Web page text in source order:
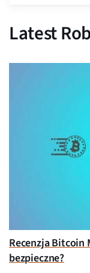
Latest
Recenzja Bitcoin
bezpieczne?